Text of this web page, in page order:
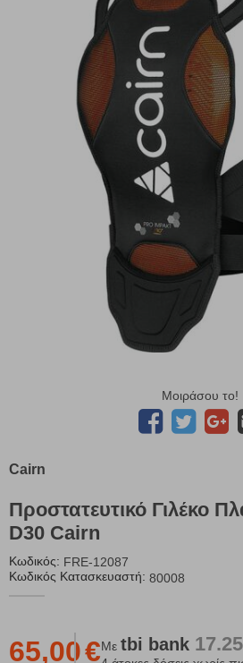
Μοιράσου το!
Cairn
Προστατευτικό Γιλέκο
D30 Cairn
Κωδικός: FRE-12087
Κωδικός Κατασκευαστή: 80008
65,00€Με tbi bank